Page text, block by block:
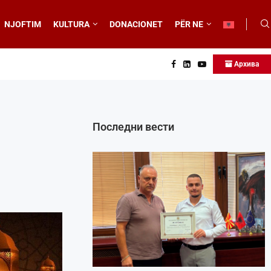
NJOFTIM KULTURA DONACIONET PËR NE
Архива
Последни вести